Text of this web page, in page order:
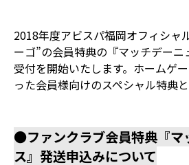
2018年度アビスパ福岡オフィシャ
ーゴ”の会員特典の『マッチデー
受付を開始いたします。ホームゲ
った会員様向けのスペシャル特典と
●ファンクラブ会員特典『マ
ス』発送申込みについて